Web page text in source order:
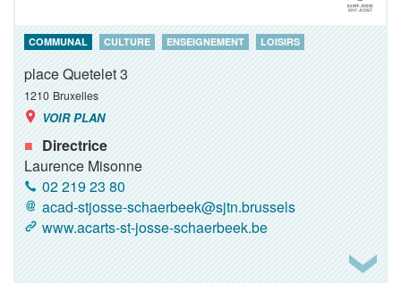
COMMUNAL CULTURE ENSEIGNEMENT LOISIRS
place Quetelet 3
1210 Bruxelles
VOIR PLAN
Directrice
Laurence Misonne
02 219 23 80
acad-stjosse-schaerbeek@sjtn.brussels
www.acarts-st-josse-schaerbeek.be